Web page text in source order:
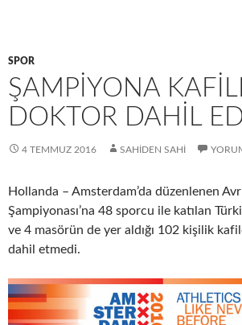
SPOR
ŞAMPIYONA
DOKTOR DAHIL
4 TEMMUZ 2016 SAHIDEN SAHI
Hollanda – Amsterdam’da düzenlenen
Şampiyonası’na 48 sporcu ile katılan
ve 4 masörün de yer aldığı 102 kişilik
dahil etmedi.